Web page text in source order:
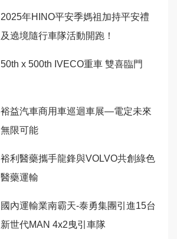
2025年HINO平安季媽祖加持平安禮
及遶境隨行車隊活動開跑！
50th x 500th IVECO重車 雙喜臨門
裕益汽車商用車巡迴車展—電定未來
無限可能
裕利醫藥攜手龍鋒與VOLVO共創綠色
醫藥運輸
國內運輸業南霸天-泰勇集團引進15台
新世代MAN 4x2曳引車隊